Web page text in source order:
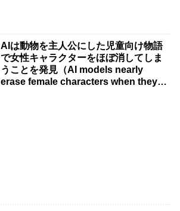
AIは動物を主人公にした児童向け物語
で女性キャラクターをほぼ消してしま
うことを発見（AI models nearly
erase female characters when they